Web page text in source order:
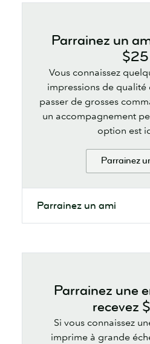
Parrainez un
$25
Vous connaissez
impressions de qualité
passer de grosses
un accompagnement
option est
Parrainez
Parrainez un ami
Parrainez une
recevez
Si vous connaissez
imprime à grande